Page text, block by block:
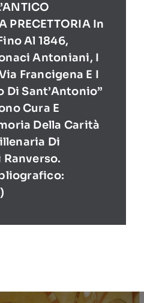
PRECETTORIA In
Al 1846,
Antoniani, I
Francigena E I
Di Sant’Antonio”
Cura E
Della Carità
Di
Ranverso.